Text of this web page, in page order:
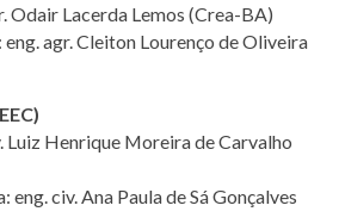
Odair Lacerda Lemos (Crea-BA)
agr. Cleiton Lourenço de Oliveira
Luiz Henrique Moreira de Carvalho
civ. Ana Paula de Sá Gonçalves